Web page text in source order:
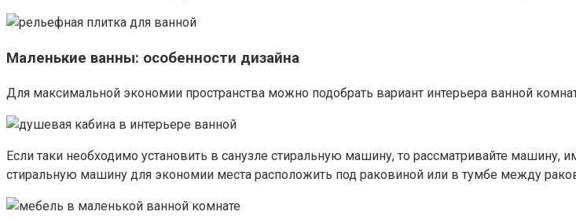
Маленькие ванны: особенности дизайна
Для максимальной экономии пространства можно подобрать вариант интерьера ванной
Если таки необходимо установить в санузле стиральную машину, то рассматривайте
стиральную машину для экономии места расположить под раковиной или в тумбе между